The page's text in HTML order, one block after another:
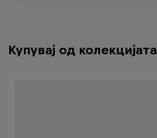
Купувај од колекцијата